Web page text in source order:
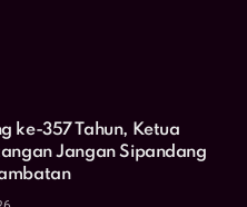
ke-357 Tahun, Ketua
Jangan Sipandang